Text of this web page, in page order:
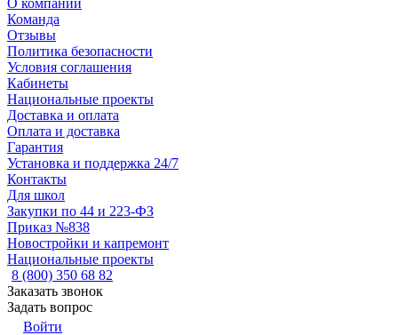
О компании
Команда
Отзывы
Политика безопасности
Условия соглашения
Кабинеты
Национальные проекты
Доставка и оплата
Оплата и доставка
Гарантия
Установка и поддержка 24/7
Контакты
Для школ
Закупки по 44 и 223-ФЗ
Приказ №838
Новостройки и капремонт
Национальные проекты
8 (800) 350 68 82
Заказать звонок
Задать вопрос
Войти